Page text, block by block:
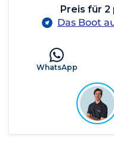
Preis für 2
Das Boot
WhatsApp